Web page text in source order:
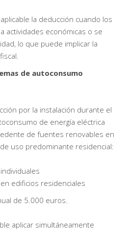
la deducción cuando los
actividades económicas o se
lo que puede implicar la
de autoconsumo
por la instalación durante el
de energía eléctrica
de fuentes renovables en
uso predominante residencial:
edificios residenciales
de 5.000 euros.
aplicar simultáneamente